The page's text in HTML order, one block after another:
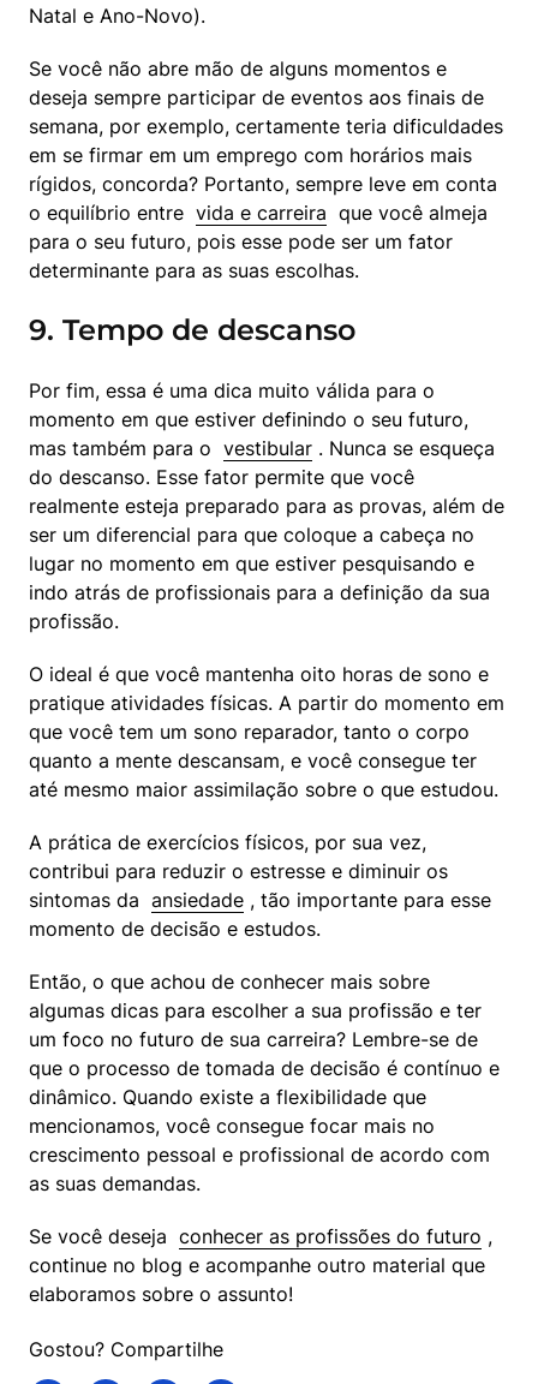
Natal e Ano-Novo).
Se você não abre mão de alguns momentos e
deseja sempre participar de eventos aos finais de
semana, por exemplo, certamente teria dificuldades
em se firmar em um emprego com horários mais
rígidos, concorda? Portanto, sempre leve em conta
o equilíbrio entre vida e carreira
  que você almeja
para o seu futuro, pois esse pode ser um fator
determinante para as suas escolhas.
9. Tempo de descanso
Por fim, essa é uma dica muito válida para o
momento em que estiver definindo o seu futuro,
mas também para o vestibular . Nunca se esqueça
do descanso. Esse fator permite que você
realmente esteja preparado para as provas, além de
ser um diferencial para que coloque a cabeça no
lugar no momento em que estiver pesquisando e
indo atrás de profissionais para a definição da sua
profissão.
O ideal é que você mantenha oito horas de sono e
pratique atividades físicas. A partir do momento em
que você tem um sono reparador, tanto o corpo
quanto a mente descansam, e você consegue ter
até mesmo maior assimilação sobre o que estudou.
A prática de exercícios físicos, por sua vez,
contribui para reduzir o estresse e diminuir os
sintomas da ansiedade , tão importante para esse
momento de decisão e estudos.
Então, o que achou de conhecer mais sobre
algumas dicas para escolher a sua profissão e ter
um foco no futuro de sua carreira? Lembre-se de
que o processo de tomada de decisão é contínuo e
dinâmico. Quando existe a flexibilidade que
mencionamos, você consegue focar mais no
crescimento pessoal e profissional de acordo com
as suas demandas.
Se você deseja conhecer as profissões do futuro ,
continue no blog e acompanhe outro material que
elaboramos sobre o assunto!
Gostou? Compartilhe